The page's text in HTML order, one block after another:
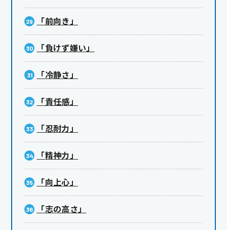
「前向き」
「負けず嫌い」
「冷静さ」
「責任感」
「忍耐力」
「精神力」
「向上心」
「志の高さ」